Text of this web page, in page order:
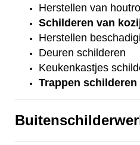
Herstellen van
Schilderen van
Herstellen
Deuren schilderen
Keukenkastjes
Trappen schilderen